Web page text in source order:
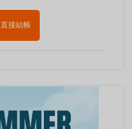
直接結帳